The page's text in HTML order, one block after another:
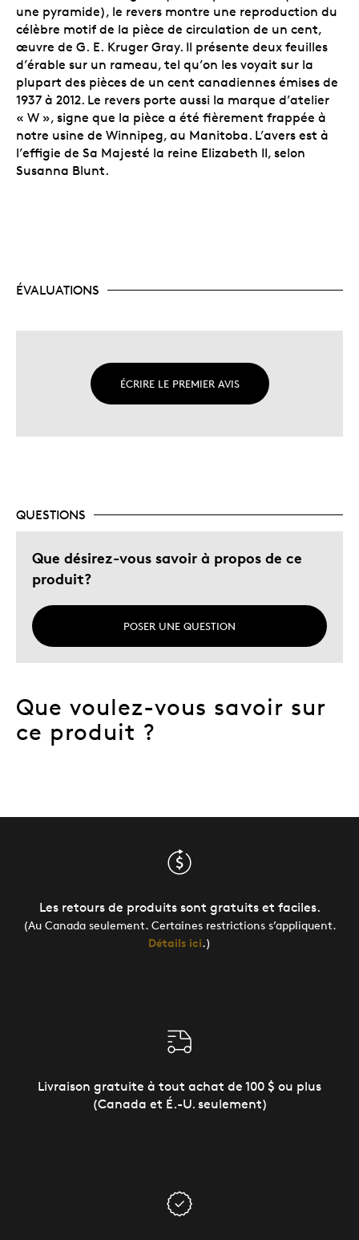
une pyramide), le revers montre une reproduction du
célèbre motif de la pièce de circulation de un cent,
œuvre de G. E. Kruger Gray. Il présente deux feuilles
d’érable sur un rameau, tel qu’on les voyait sur la
plupart des pièces de un cent canadiennes émises de
1937 à 2012. Le revers porte aussi la marque d’atelier
« W », signe que la pièce a été fièrement frappée à
notre usine de Winnipeg, au Manitoba. L’avers est à
l’effigie de Sa Majesté la reine Elizabeth II, selon
Susanna Blunt.
ÉVALUATIONS
ÉCRIRE LE PREMIER AVIS
QUESTIONS
Que désirez-vous savoir à propos de ce
produit?
POSER UNE QUESTION
Que voulez-vous savoir sur
ce produit ?
Les retours de produits sont gratuits et faciles.
(Au Canada seulement. Certaines restrictions s’appliquent.
Détails ici.)
Livraison gratuite à tout achat de 100 $ ou plus
(Canada et É.-U. seulement)